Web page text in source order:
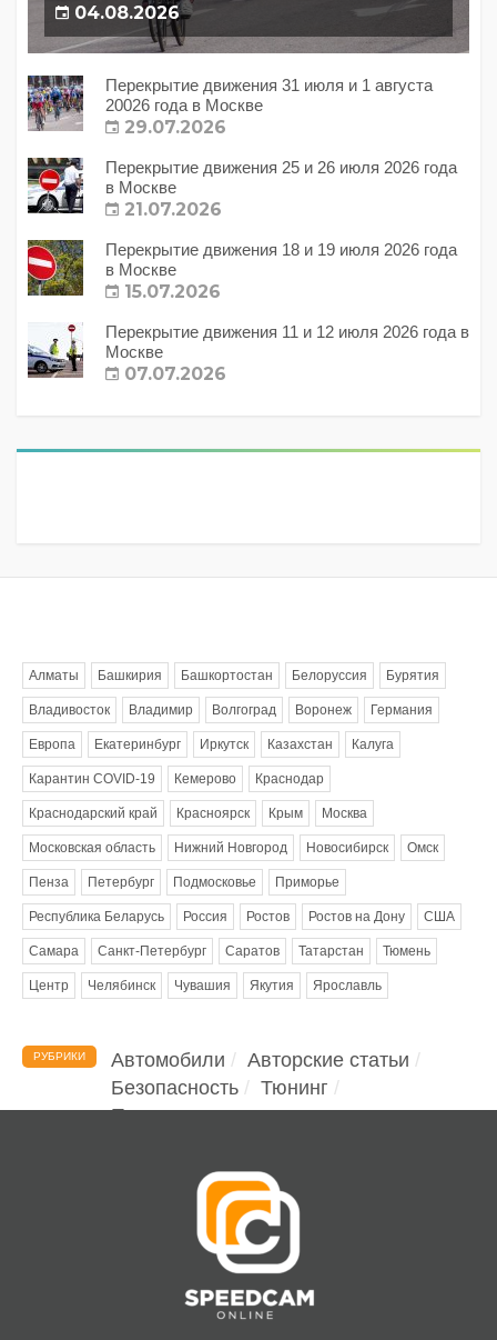
04.08.2026
Перекрытие движения 31 июля и 1 августа
20026 года в Москве
29.07.2026
Перекрытие движения 25 и 26 июля 2026 года
в Москве
21.07.2026
Перекрытие движения 18 и 19 июля 2026 года
в Москве
15.07.2026
Перекрытие движения 11 и 12 июля 2026 года в
Москве
07.07.2026
Алматы Башкирия Башкортостан Белоруссия Бурятия
Владивосток Владимир Волгоград Воронеж Германия
Европа Екатеринбург Иркутск Казахстан Калуга
Карантин COVID-19 Кемерово Краснодар
Краснодарский край Красноярск Крым Москва
Московская область Нижний Новгород Новосибирск Омск
Пенза Петербург Подмосковье Приморье
Республика Беларусь Россия Ростов Ростов на Дону США
Самара Санкт-Петербург Саратов Татарстан Тюмень
Центр Челябинск Чувашия Якутия Ярославль
РУБРИКИ Автомобили
Авторские статьи
Безопасность
Тюнинг
Помощь водителю